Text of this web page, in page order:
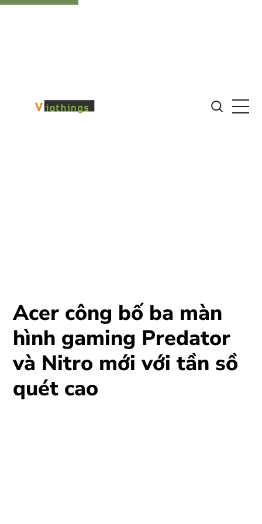
Acer công bố ba màn
hình gaming Predator
và Nitro mới với tần sồ
quét cao